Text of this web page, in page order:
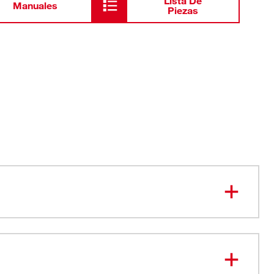
Manuales
Piezas
forjados de las herramientas ofrecen más durabilidad